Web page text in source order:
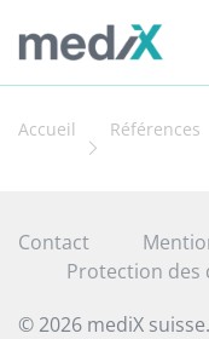
Accueil Références
© 2026 mediX
Contact
Protection des